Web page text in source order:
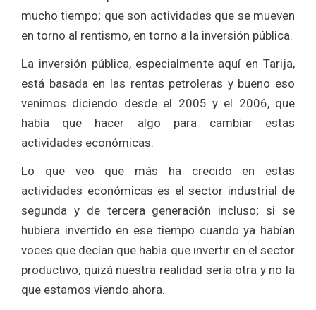
mucho tiempo; que son actividades que se mueven
en torno al rentismo, en torno a la inversión pública.
La inversión pública, especialmente aquí en Tarija,
está basada en las rentas petroleras y bueno eso
venimos diciendo desde el 2005 y el 2006, que
había que hacer algo para cambiar estas
actividades económicas.
Lo que veo que más ha crecido en estas
actividades económicas es el sector industrial de
segunda y de tercera generación incluso; si se
hubiera invertido en ese tiempo cuando ya habían
voces que decían que había que invertir en el sector
productivo, quizá nuestra realidad sería otra y no la
que estamos viendo ahora.